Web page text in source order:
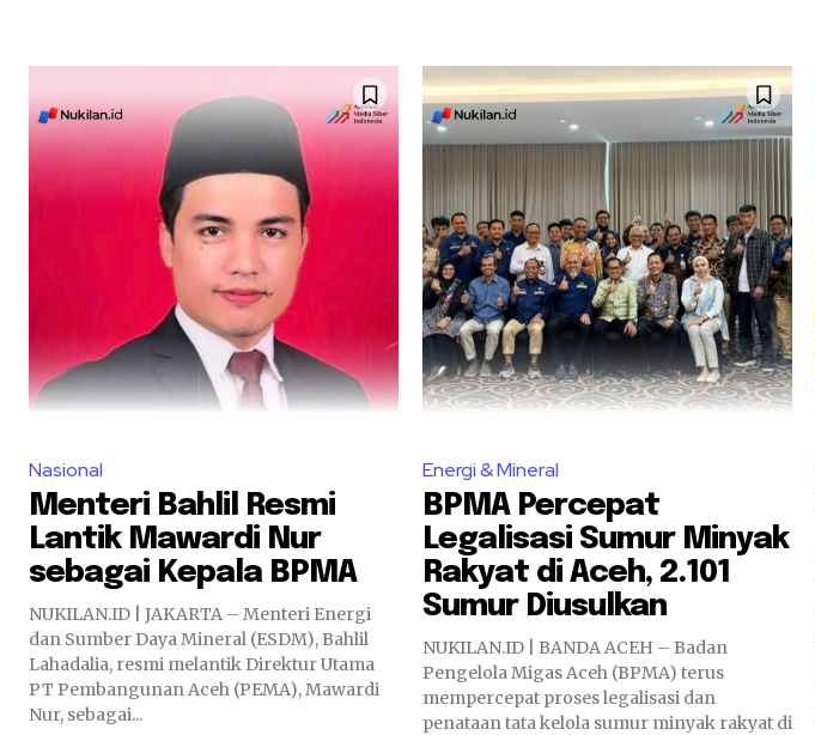
Nasional
Menteri Bahlil Resmi
Lantik Mawardi Nur
sebagai Kepala BPMA
NUKILAN.ID | JAKARTA – Menteri Energi
dan Sumber Daya Mineral (ESDM), Bahlil
Lahadalia, resmi melantik Direktur Utama
PT Pembangunan Aceh (PEMA), Mawardi
Nur, sebagai...
Energi & Mineral
BPMA Percepat
Legalisasi Sumur Minyak
Rakyat di Aceh, 2.101
Sumur Diusulkan
NUKILAN.ID | BANDA ACEH – Badan
Pengelola Migas Aceh (BPMA) terus
mempercepat proses legalisasi dan
penataan tata kelola sumur minyak rakyat di